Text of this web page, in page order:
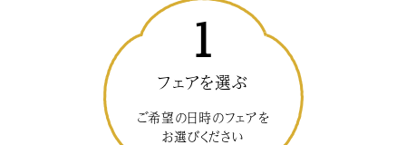
1
フェアを選ぶ
ご希望の日時のフェアを
お選びください